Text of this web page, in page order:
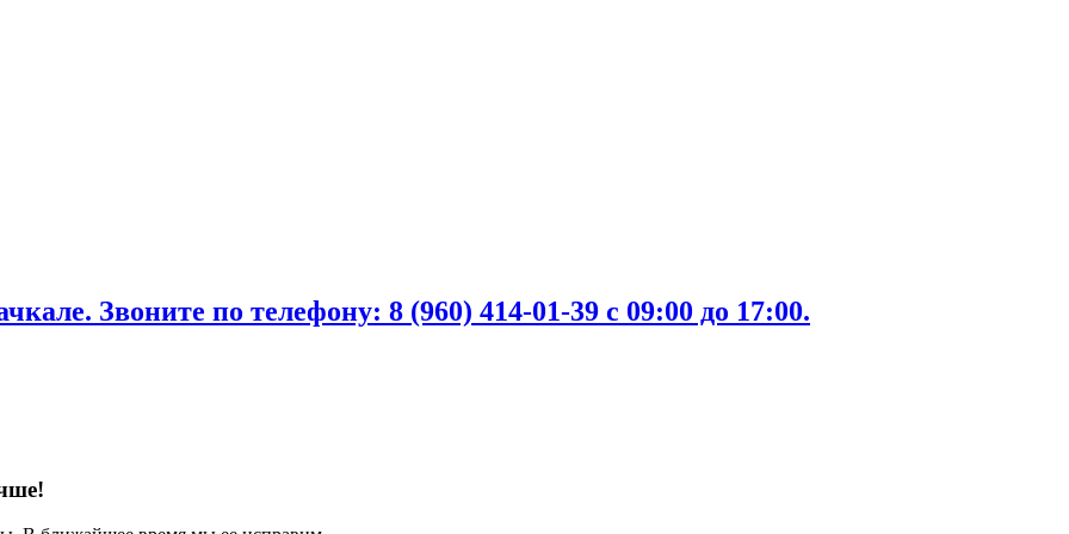
Звоните по телефону: 8 (960) 414-01-39 с 09:00 до 17:00.